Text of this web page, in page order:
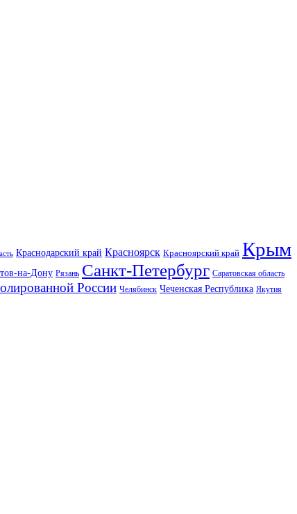
Краснодарский край Красноярск Красноярский край Крым
на-Дону Рязань Санкт-Петербург Саратовская область
России Челябинск Чеченская Республика Якутия